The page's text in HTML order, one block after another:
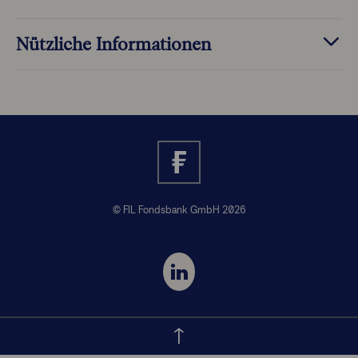
Nützliche Informationen
© FIL Fondsbank GmbH 2026